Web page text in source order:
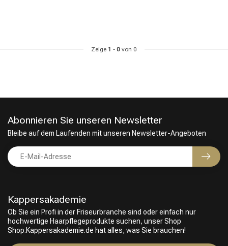
Zeige 1 - 0 von 0
Kappersakademie
Ob Sie ein Profi in der Friseurbranche sind oder einfach nur
hochwertige Haarpflegeprodukte suchen, unser Shop
Shop.Kappersakademie.de hat alles, was Sie brauchen!
Abonnieren Sie unseren Newsletter
Bleibe auf dem Laufenden mit unseren Newsletter-Angeboten